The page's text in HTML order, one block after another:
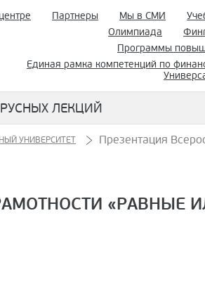
Партнеры Мы в СМИ
Олимпиада
Программы
Единая рамка компетенций по
ЛЕКЦИЙ
УНИВЕРСИТЕТ
Презентация
«РАВНЫЕ